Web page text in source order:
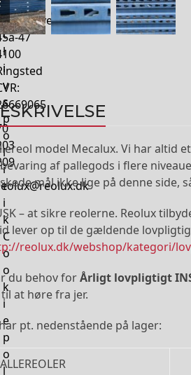
model Mecalux. Vi har altid
af pallegods i flere
mål ikke lige på denne side,
– at sikre reolerne. Reolux
lever op til de gældende
reolux.dk/webshop/kategori/
du behov forÅrligt lovpligtigt
at høre fra jer.
pt. nedenstående på lager:
47
a
t
l
i
v
s
p
o
l
i
t
i
k
C
o
o
k
i
e
p
o
l